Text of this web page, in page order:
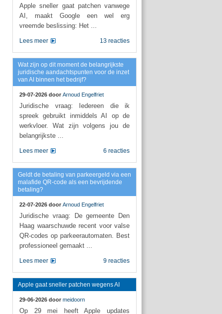
Apple sneller gaat patchen vanwege
AI, maakt Google een wel erg
vreemde beslissing: Het ...
13 reacties
Lees meer
Wat zijn op dit moment de belangrijkste
juridische aandachtspunten voor de inzet
van AI binnen het bedrijf?
29-07-2026 door Arnoud Engelfriet
Juridische vraag: Iedereen die ik
spreek gebruikt inmiddels AI op de
werkvloer. Wat zijn volgens jou de
belangrijkste ...
6 reacties
Lees meer
Geldt de betaling van parkeergeld via een
malafide QR-code als een bevrijdende
betaling?
22-07-2026 door Arnoud Engelfriet
Juridische vraag: De gemeente Den
Haag waarschuwde recent voor valse
QR-codes op parkeerautomaten. Best
professioneel gemaakt ...
9 reacties
Lees meer
Apple gaat sneller patchen wegens AI
29-06-2026 door meidoorn
Op 29 mei heeft Apple updates